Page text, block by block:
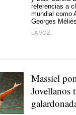
referencias a
mundial como
Georges Méliès
LA VOZ
Massiel
Jovellanos